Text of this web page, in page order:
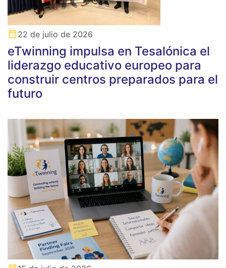
22 de julio de 2026
eTwinning impulsa en Tesalónica el
liderazgo educativo europeo para
construir centros preparados para el
futuro